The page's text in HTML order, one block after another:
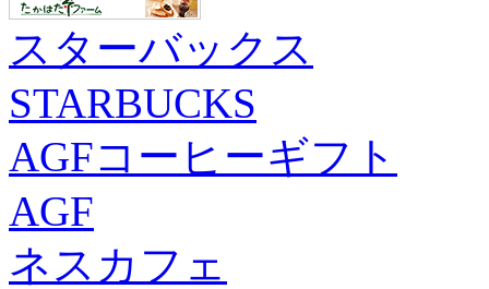
スターバックス
STARBUCKS
AGFコーヒーギフト
AGF
ネスカフェ